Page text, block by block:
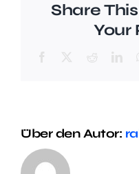
Share
Your
Facebook Reddit
Über den Autor: